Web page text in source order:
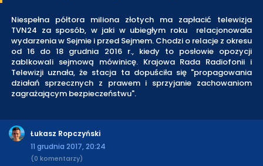
Niespełna półtora miliona złotych ma zapłacić telewizja
TVN24 za sposób, w jaki w ubiegłym roku relacjonowała
wydarzenia w Sejmie i przed Sejmem. Chodzi o relacje z okresu
od 16 do 18 grudnia 2016 r., kiedy to posłowie opozycji
zablkowali sejmową mówinicę. Krajowa Rada Radiofonii i
Telewizji uznała, że stacja ta dopuściła się "propagowania
działań sprzecznych z prawem i sprzyjanie zachowaniom
zagrażającym bezpieczeństwu".
Łukasz Ropczyński
11 grudnia 2017, 20:24
(0 komentarzy)